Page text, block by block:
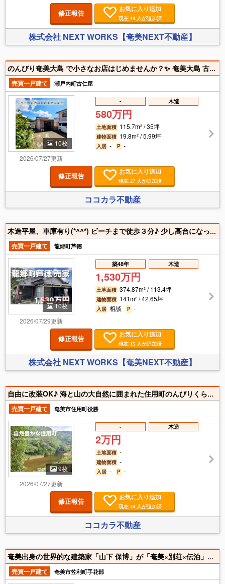
修正報告 お気に入り追加
現在 19 人が追加済
株式会社 NEXT WORKS【奄美NEXT不動産】
のんびり奄美大島 で小さなお店はじめませんか？✨ 奄美大島 古仁屋の高丘団地近くの売物件でました！ 現在もお弁当屋さんをされています。 駐車場は車3台は入ります。 建物は売り場３坪、厨房３坪の合計６坪。 お店の裏には家庭菜園ができるお庭があります。
売買一戸建て
瀬戸内町古仁屋
10枚
2026/07/27更新
- 木造
580万円
土地面積 115.7m² / 35坪
建物面積 19.8m² / 5.99坪
入居 -P -
修正報告 お気に入り追加
現在 27 人が追加済
ココカラ不動産
木造平屋、車庫有り(*^^*) ビーチまで徒歩３分♪ 少し高台になっており、赤尾木湾を少し眺めることが出来ます♪
売買一戸建て
龍郷町芦徳
10枚
2026/07/29更新
築48年 木造
1,530万円
土地面積 374.87m² / 113.4坪
建物面積 141m² / 42.65坪
入居 相談P -
修正報告 お気に入り追加
現在 15 人が追加済
株式会社 NEXT WORKS【奄美NEXT不動産】
自由に改装OK♪ 海と山の大自然に囲まれた住用町のんびりくらしませんか！
売買一戸建て
奄美市住用町役勝
9枚
2026/07/27更新
- 木造
2万円
土地面積 -
建物面積 -
入居 -P -
修正報告 お気に入り追加
現在 34 人が追加済
ココカラ不動産
奄美出身の世界的な建築家「山下 保博」が「奄美×別荘×伝泊」をコンセプトに奄美群島最北限の希少な手花部マングローブ（奄美市指定文化財・天然記念物）と青い海に挟まれた好立地に別荘を設計。奄美の動植物を目の前に感じることができる唯一無二の別荘。別荘として使わない時はブライベートヴィラとして宿泊運営を全面的にサポート。サポートは奄美大島で人気のヴィラ「伝泊 The Beachfront MIJORA」を運営する「伝泊スタッフ」が全面サポートする安心の体制。清掃が行き届いた状態で別荘使用ができ、お留守の間は清掃と建物管理ならびに宿泊業の運営を「伝泊」に丸投げした各種経費を除いて算出した想定利回りは「7.89％」。詳細は面前もしくはリモートMTGにてご説明させていただきます。建物はマングローブに面し、海までは10M。また、スーパー、ホームセンター、飲食店、郵便局、病院がある赤木名地区までは車で3分
売買一戸建て
奄美市笠利町手花部